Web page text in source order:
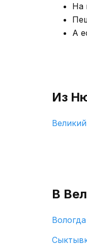
На
А
Из
В
Вологда